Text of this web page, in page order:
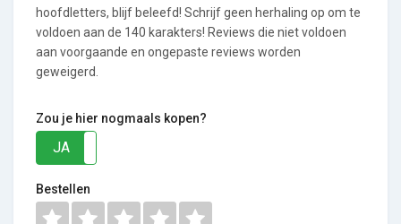
hoofdletters, blijf beleefd! Schrijf geen herhaling op om te
voldoen aan de 140 karakters! Reviews die niet voldoen
aan voorgaande en ongepaste reviews worden
geweigerd.
Zou je hier nogmaals kopen?
JA
Bestellen